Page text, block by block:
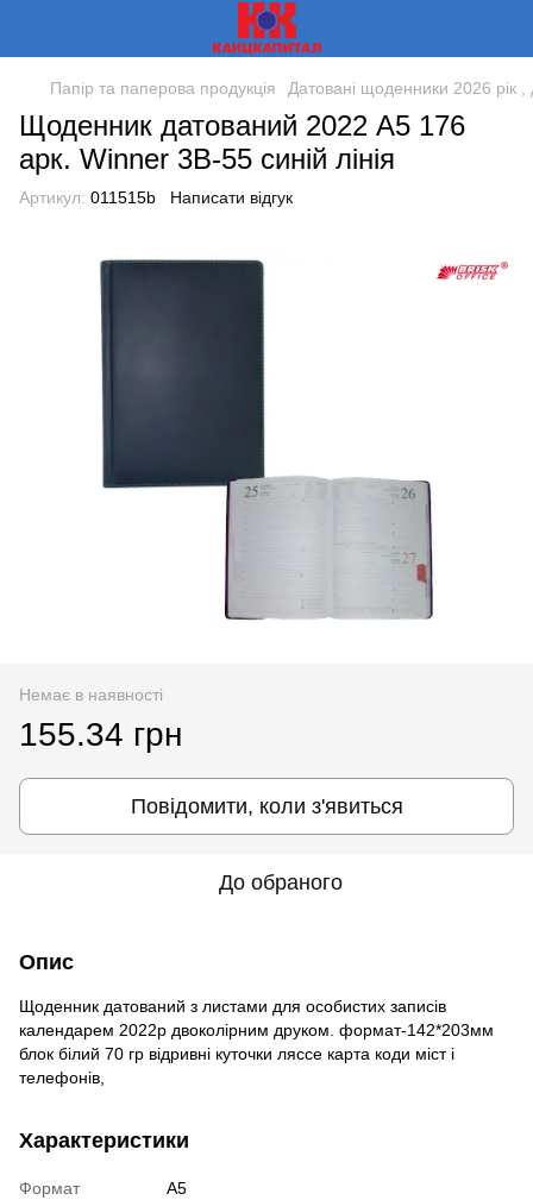
Папір та паперова продукція Датовані щоденники 2026 рік ,
Щоденник датований 2022 А5 176
арк. Winner 3B-55 синій лінія
Артикул: 011515b Написати відгук
Немає в наявності
155.34 грн
Повідомити, коли з'явиться
До обраного
Опис
Щоденник датований з листами для особистих записів
календарем 2022р двоколірним друком. формат-142*203мм
блок білий 70 гр відривні куточки ляссе карта коди міст і
телефонів,
Характеристики
Формат
А5